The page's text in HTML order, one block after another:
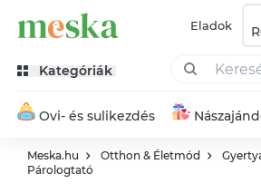
Eladok
Kategóriák
Ovi- és sulikezdés
Meska.hu Otthon & Életmód
Párologtató